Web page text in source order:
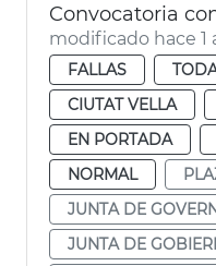
modificado hace 1
FALLAS
CIUTAT VELLA
EN PORTADA
NORMAL
JUNTA DE
JUNTA DE